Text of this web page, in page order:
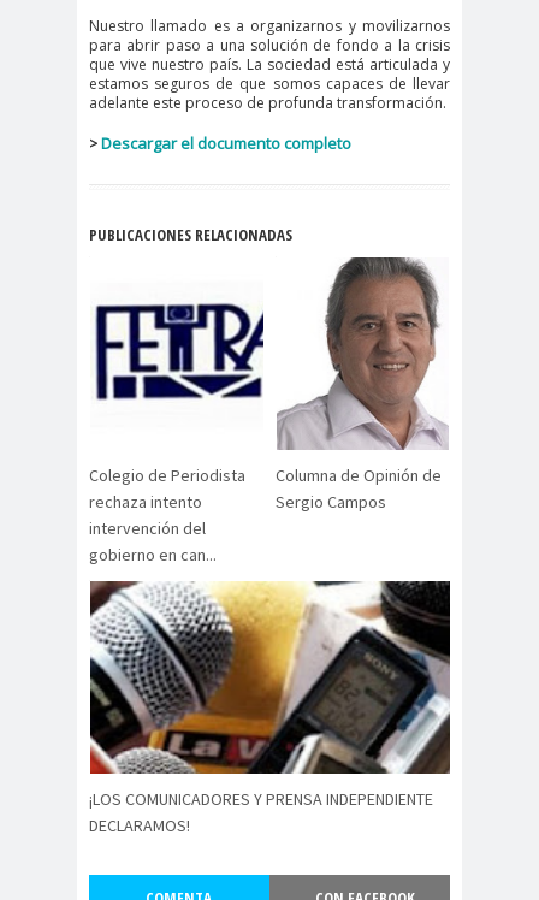
Constitución
ADN
adultos
mayores
Afganistá
n
AFUCA
P
agresió
n
agresión
periodistas
Alberto Gato
Alcaldía Ciudadana de
Valparaíso
Alejandra
Riveros
Navarro
Torres
Alto Comisionado de ONU
para los DDHH
Álvaro
Elizalde
Ortiz
Aminátegui
31
Amnistía
Internacional
Andrés
Oppenheimer
ANEF
ANEF
Tarapacá
io
Nuestro llamado es a organizarnos y movilizarnos
para abrir paso a una solución de fondo a la crisis
que vive nuestro país. La sociedad está articulada y
estamos seguros de que somos capaces de llevar
adelante este proceso de profunda transformación.
>Descargar el documento completo
PUBLICACIONES RELACIONADAS
Colegio de Periodista
rechaza intento
intervención del
gobierno en can...
Columna de Opinión de
Sergio Campos
¡LOS COMUNICADORES Y PRENSA INDEPENDIENTE
DECLARAMOS!